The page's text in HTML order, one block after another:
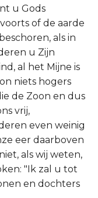
u Gods
of de aarde
als in
u Zijn
al het Mijne is
niets hogers
de Zoon en dus
vrij,
even weinig
eer daarboven
als wij weten,
"Ik zal u tot
en dochters